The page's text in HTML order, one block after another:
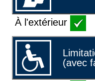
À l'extérieur
(avec